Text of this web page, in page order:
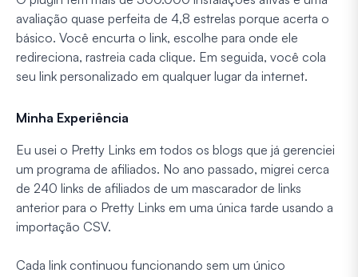
avaliação quase perfeita de 4,8 estrelas porque acerta o
básico. Você encurta o link, escolhe para onde ele
redireciona, rastreia cada clique. Em seguida, você cola
seu link personalizado em qualquer lugar da internet.
Minha Experiência
Eu usei o Pretty Links em todos os blogs que já gerenciei
um programa de afiliados. No ano passado, migrei cerca
de 240 links de afiliados de um mascarador de links
anterior para o Pretty Links em uma única tarde usando a
importação CSV.
Cada link continuou funcionando sem um único